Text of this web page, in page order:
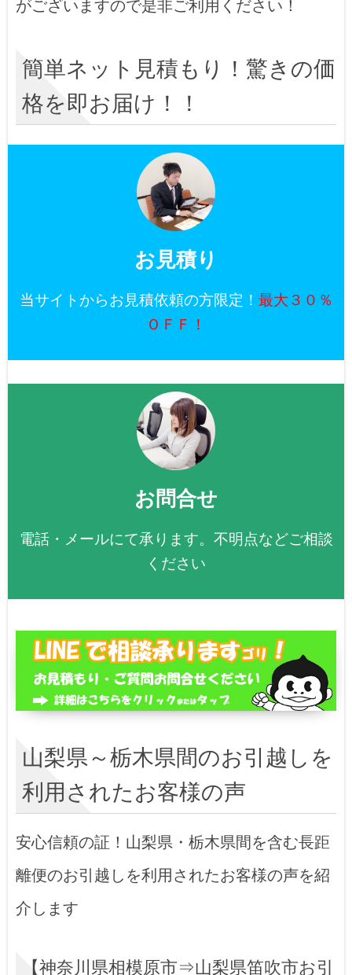
がございますので是非ご利用ください！
簡単ネット見積もり！驚きの価
格を即お届け！！
お見積り
当サイトからお見積依頼の方限定！ 最大３０％
ＯＦＦ！
お問合せ
電話・メールにて承ります。不明点などご相談
ください
山梨県～栃木県間のお引越しを
利用されたお客様の声
安心信頼の証！山梨県・栃木県間を含む長距
離便のお引越しを利用されたお客様の声を紹
介します
【神奈川県相模原市⇒山梨県笛吹市お引